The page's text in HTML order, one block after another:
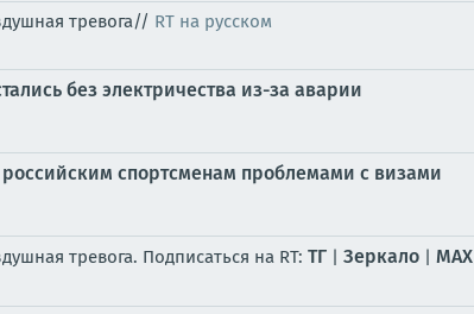
тревога// RT на русском
без электричества из-за аварии
спортсменам проблемами с визами
тревога. Подписаться на RT: ТГ | Зеркало | MAX